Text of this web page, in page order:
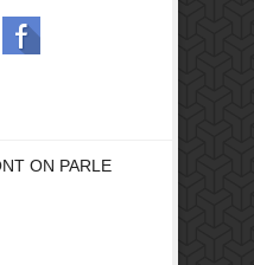
ON PARLE